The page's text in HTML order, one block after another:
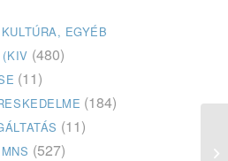
EGYÉB
(KIV (480)
(11)
(184)
(11)
(527)